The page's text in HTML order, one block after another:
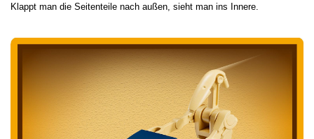
Klappt man die Seitenteile nach außen, sieht man ins Innere.